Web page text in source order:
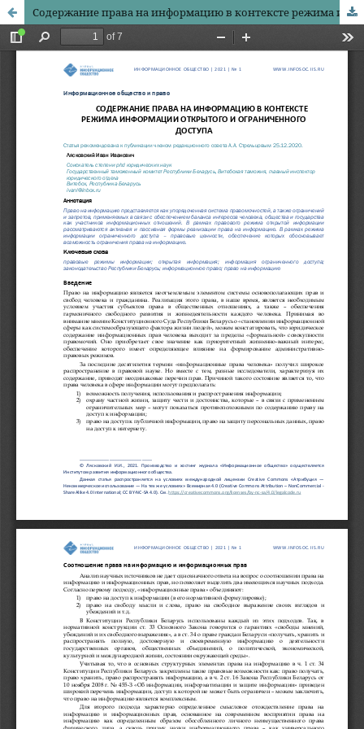
Содержание права на информацию в контексте режима информации открытого и ограниченного доступа